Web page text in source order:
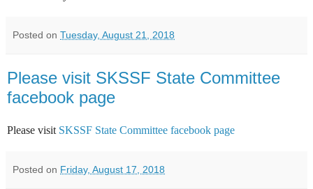
Posted on Tuesday, August 21, 2018
Please visit SKSSF State Committee
facebook page
Please visit SKSSF State Committee facebook page
Posted on Friday, August 17, 2018